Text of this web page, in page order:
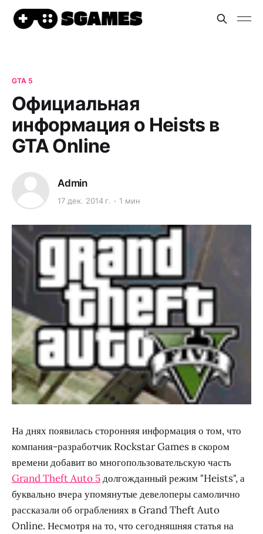
GTA 5
Официальная
информация о Heists в
GTA Online
Admin
17 дек. 2014 г. 1 мин
На днях появилась сторонняя информация о том, что
компания-разработчик Rockstar Games в скором
времени добавит во многопользовательскую часть
Grand Theft Auto 5долгожданный режим "Heists", а
буквально вчера упомянутые девелоперы самолично
рассказали об ограблениях в Grand Theft Auto
Online. Несмотря на то, что сегодняшняя статья на